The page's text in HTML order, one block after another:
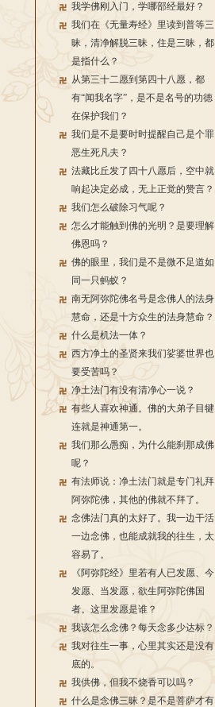
我学佛刚入门，学哪部经最好？
我们在《无量寿经》里读到普等三
昧，清净解脱三昧，住是三昧，都
是指什么？
从第三十二愿到第四十八愿，都
有“闻我名字”，是不是名号的功德
在保护我们？
我们是不是要时时提醒自己是个罪
恶生死凡夫？
法藏比丘发了四十八愿后，空中就
响起决定必成，无上正觉的赞言？
我们怎么破除习气呢？
怎么才能触到佛的光明？是要理解
佛恩吗？
佛的眼里，我们是不是微不足道如
同一只蚂蚁？
南无阿弥陀佛名号是念佛人的法身
慧命，还是十方众生的法身慧命？
什么是机法一体？
西方净土的圣贤来我们娑婆世界也
要受苦吗？
净土法门有没有清净心一说？
有些人喜欢神通。佛的大弟子目犍
连就是神通第一。
我们那么愚痴，为什么能刹那成佛
呢？
有法师说：净土法门就是专门礼拜
阿弥陀佛，其他的佛就不拜了。
念佛法门真的太好了。我一边干活
一边念佛，也能成就我的往生，太
容易了。
《阿弥陀经》里若有人已发愿、今
发愿、当发愿，欲生阿弥陀佛国
者。这里发愿是谁？
我该怎么念佛？每天念多少达标？
我对往生一事，心里其实还是没有
底的。
我供佛，但我不烧香可以吗？
什么是念佛三昧？是不是菩萨才有